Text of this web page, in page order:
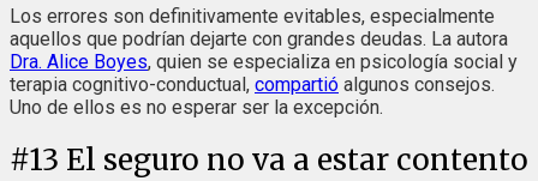
Los errores son definitivamente evitables, especialmente
aquellos que podrían dejarte con grandes deudas. La autora
Dra. Alice Boyes, quien se especializa en psicología social y
terapia cognitivo-conductual, compartió algunos consejos.
Uno de ellos es no esperar ser la excepción.
#13 El seguro no va a estar contento